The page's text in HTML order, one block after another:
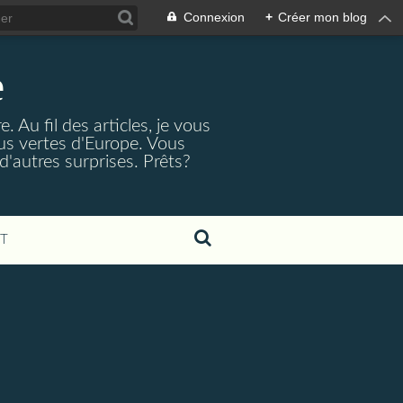
Connexion + Créer mon blog
Au fil des articles, je vous
vertes d'Europe. Vous
surprises. Prêts?